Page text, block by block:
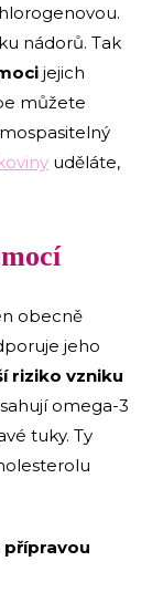
nádorů. Tak
jejich
můžete
uděláte,
obecně
jeho
riziko vzniku
omega-3
tuky. Ty